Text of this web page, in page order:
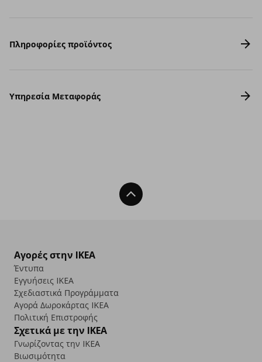
Πληροφορίες προϊόντος
Υπηρεσία Μεταφοράς
Back To Top
Αγορές στην IKEA
Έντυπα
Εγγυήσεις IKEA
Σχεδιαστικά Προγράμματα
Αγορά Δωρoκάρτας IKEA
Πολιτική Επιστροφής
Σχετικά με την IKEA
Γνωρίζοντας την IKEA
Βιωσιμότητα